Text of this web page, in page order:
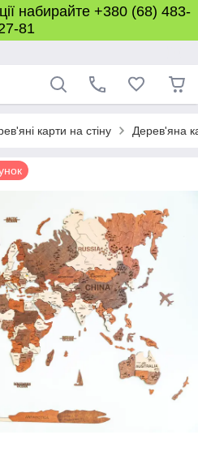
набирайте +380 (68) 483-
81
карти на стіну Дерев'яна